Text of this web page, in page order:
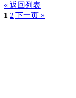
« 返回列表
1 2 下一页 »